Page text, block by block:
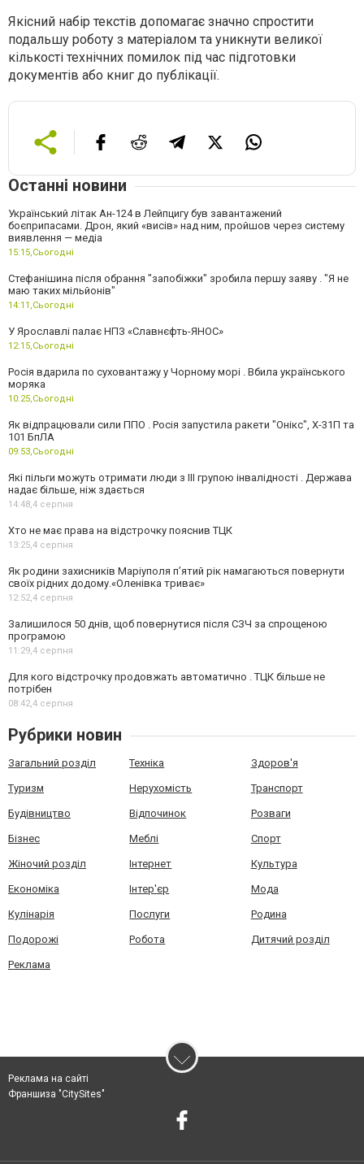
Якісний набір текстів допомагає значно спростити
подальшу роботу з матеріалом та уникнути великої
кількості технічних помилок під час підготовки
документів або книг до публікації.
Останні новини
Український літак Ан-124 в Лейпцигу був завантажений
боєприпасами. Дрон, який «висів» над ним, пройшов через систему
виявлення — медіа
15:15,Сьогодні
Стефанішина після обрання "запобіжки" зробила першу заяву . "Я не
маю таких мільйонів"
14:11,Сьогодні
У Ярославлі палає НПЗ «Славнєфть-ЯНОС»
12:15,Сьогодні
Росія вдарила по суховантажу у Чорному морі . Вбила українського
моряка
10:25,Сьогодні
Як відпрацювали сили ППО . Росія запустила ракети "Онікс", Х-31П та
101 БпЛА
09:53,Сьогодні
Які пільги можуть отримати люди з III групою інвалідності . Держава
надає більше, ніж здається
14:48,4 серпня
Хто не має права на відстрочку пояснив ТЦК
13:25,4 серпня
Як родини захисників Маріуполя пʼятий рік намагаються повернути
своїх рідних додому.«Оленівка триває»
12:52,4 серпня
Залишилося 50 днів, щоб повернутися після СЗЧ за спрощеною
програмою
11:29,4 серпня
Для кого відстрочку продовжать автоматично . ТЦК більше не
потрібен
08:42,4 серпня
Рубрики новин
Загальний розділ Техніка Здоров'я
Туризм Нерухомість Транспорт
Будівництво Відпочинок Розваги
Бізнес Меблі Спорт
Жіночий розділ Інтернет Культура
Економіка Інтер'єр Мода
Кулінарія Послуги Родина
Подорожі Робота Дитячий розділ
Реклама
Реклама на сайті
Франшиза "CitySites"